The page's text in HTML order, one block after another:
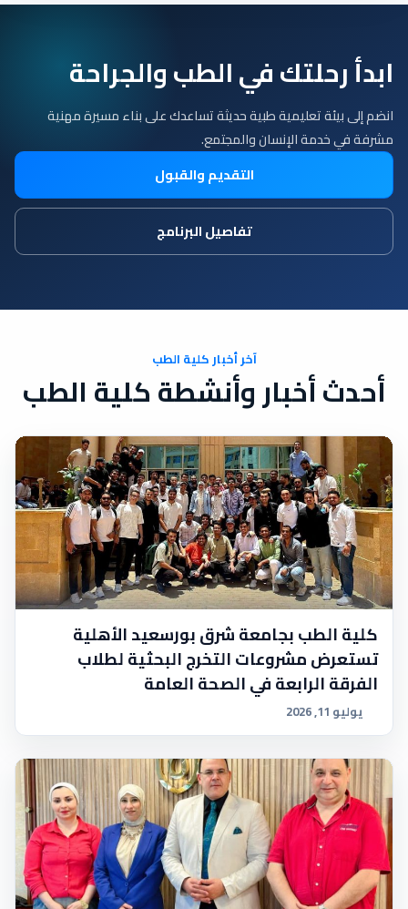
ابدأ رحلتك في الطب والجراحة
انضم إلى بيئة تعليمية طبية حديثة تساعدك على بناء مسيرة مهنية
مشرفة في خدمة الإنسان والمجتمع.
التقديم والقبول
تفاصيل البرنامج
آخر أخبار كلية الطب
أحدث أخبار وأنشطة كلية الطب
كلية الطب بجامعة شرق بورسعيد الأهلية
تستعرض مشروعات التخرج البحثية لطلاب
الفرقة الرابعة في الصحة العامة
يوليو 11, 2026